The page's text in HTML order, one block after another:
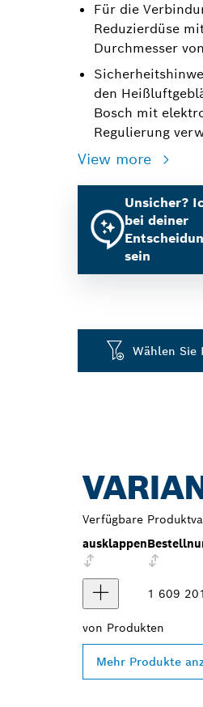
Für die
Reduzierdüse
Durchmesser
den
Bosch mit
Regulierung
View more
Unsicher?
bei deiner
sein
Wählen Sie
Verfügbare
ausklappen
1 609
von Produkten
Mehr Produkte